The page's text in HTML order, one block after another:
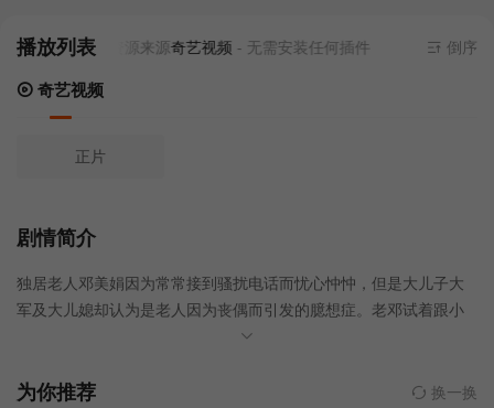
播放列表当前资源来源奇艺视频- 无需安装任何插件 倒序
奇艺视频
正片
剧情简介
独居老人邓美娟因为常常接到骚扰电话而忧心忡忡，但是大儿子大
军及大儿媳却认为是老人因为丧偶而引发的臆想症。老邓试着跟小
儿子小兵沟通，却演变成因为看不惯同性恋儿子的生活习惯引发的
生活在老房子里。随着时间的推移，小区内发生的入室抢劫案以及
为你推荐 换一换